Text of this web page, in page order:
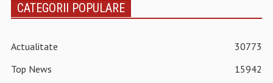
CATEGORII POPULARE
Actualitate
30773
Top News
15942